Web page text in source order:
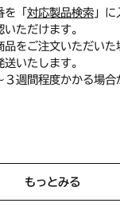
「 対応製品検索」に
ただけます。
をご注文いただいた
いたします。
週間程度かかる場合
コード】SRB7051
もっとみる